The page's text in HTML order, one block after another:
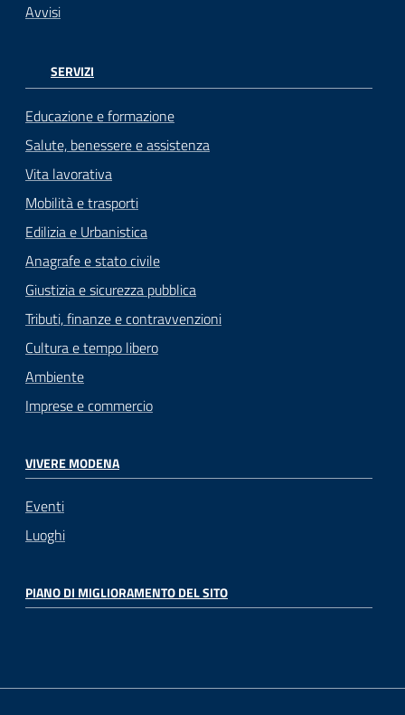
Avvisi
SERVIZI
Educazione e formazione
Salute, benessere e assistenza
Vita lavorativa
Mobilità e trasporti
Edilizia e Urbanistica
Anagrafe e stato civile
Giustizia e sicurezza pubblica
Tributi, finanze e contravvenzioni
Cultura e tempo libero
Ambiente
Imprese e commercio
VIVERE MODENA
Eventi
Luoghi
PIANO DI MIGLIORAMENTO DEL SITO